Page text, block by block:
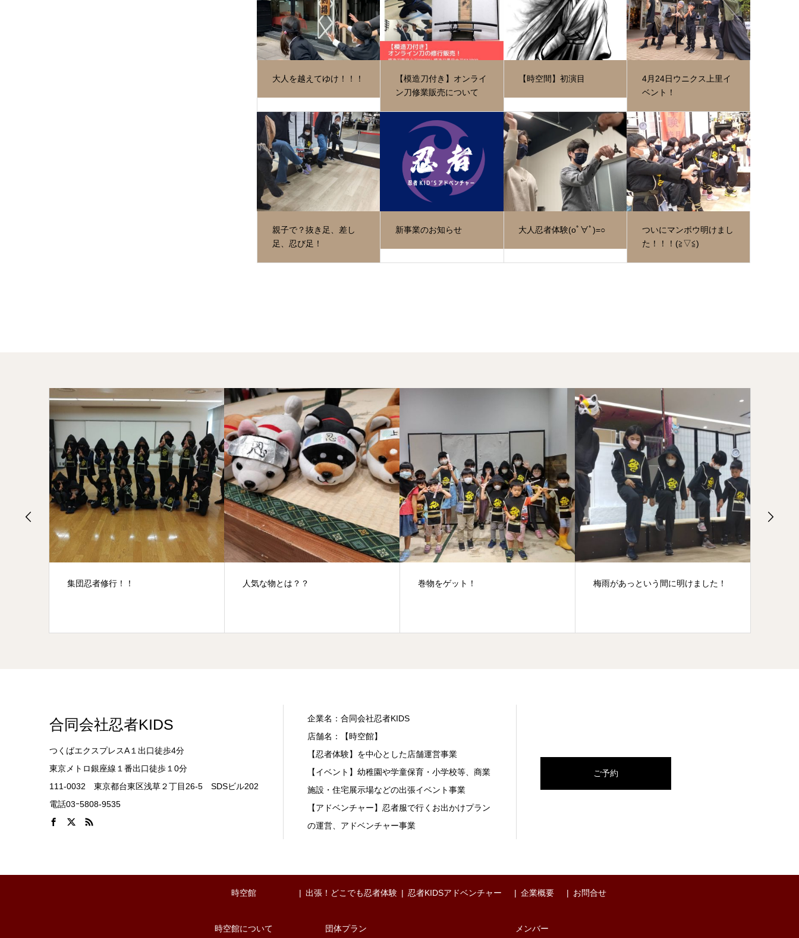
大人を越えてゆけ！！！
【模造刀付き】オンライ
ン刀修業販売について
【時空間】初演目
4月24日ウニクス上里イ
ベント！
親子で？抜き足、差し
足、忍び足！
新事業のお知らせ 大人忍者体験(oﾟ∀ﾟ)=○
ついにマンボウ明けまし
た！！！(≧▽≦)
人気な物とは？？ 巻物をゲット！ 梅雨があっという間に明けました！ いろんな子供達( *´艸｀)
合同会社忍者KIDS
つくばエクスプレスA１出口徒歩4分
東京メトロ銀座線１番出口徒歩１0分
111-0032 東京都台東区浅草２丁目26-5 SDSビル202
電話03ｰ5808-9535
企業名：合同会社忍者KIDS
店舗名：【時空館】
【忍者体験】を中心とした店舗運営事業
【イベント】幼稚園や学童保育・小学校等、商業
施設・住宅展示場などの出張イベント事業
【アドベンチャー】忍者服で行くお出かけプラン
の運営、アドベンチャー事業
ご予約
時空館
時空館について
出張！どこでも忍者体験
団体プラン
忍者KIDSアドベンチャー 企業概要
メンバー
お問合せ